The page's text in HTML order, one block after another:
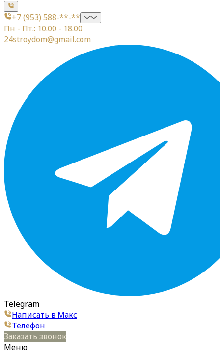
+7 (953) 588-**-**
Пн - Пт.: 10.00 - 18.00
24stroydom@gmail.com
Telegram
Написать в Макс
Телефон
Заказать звонок
Меню